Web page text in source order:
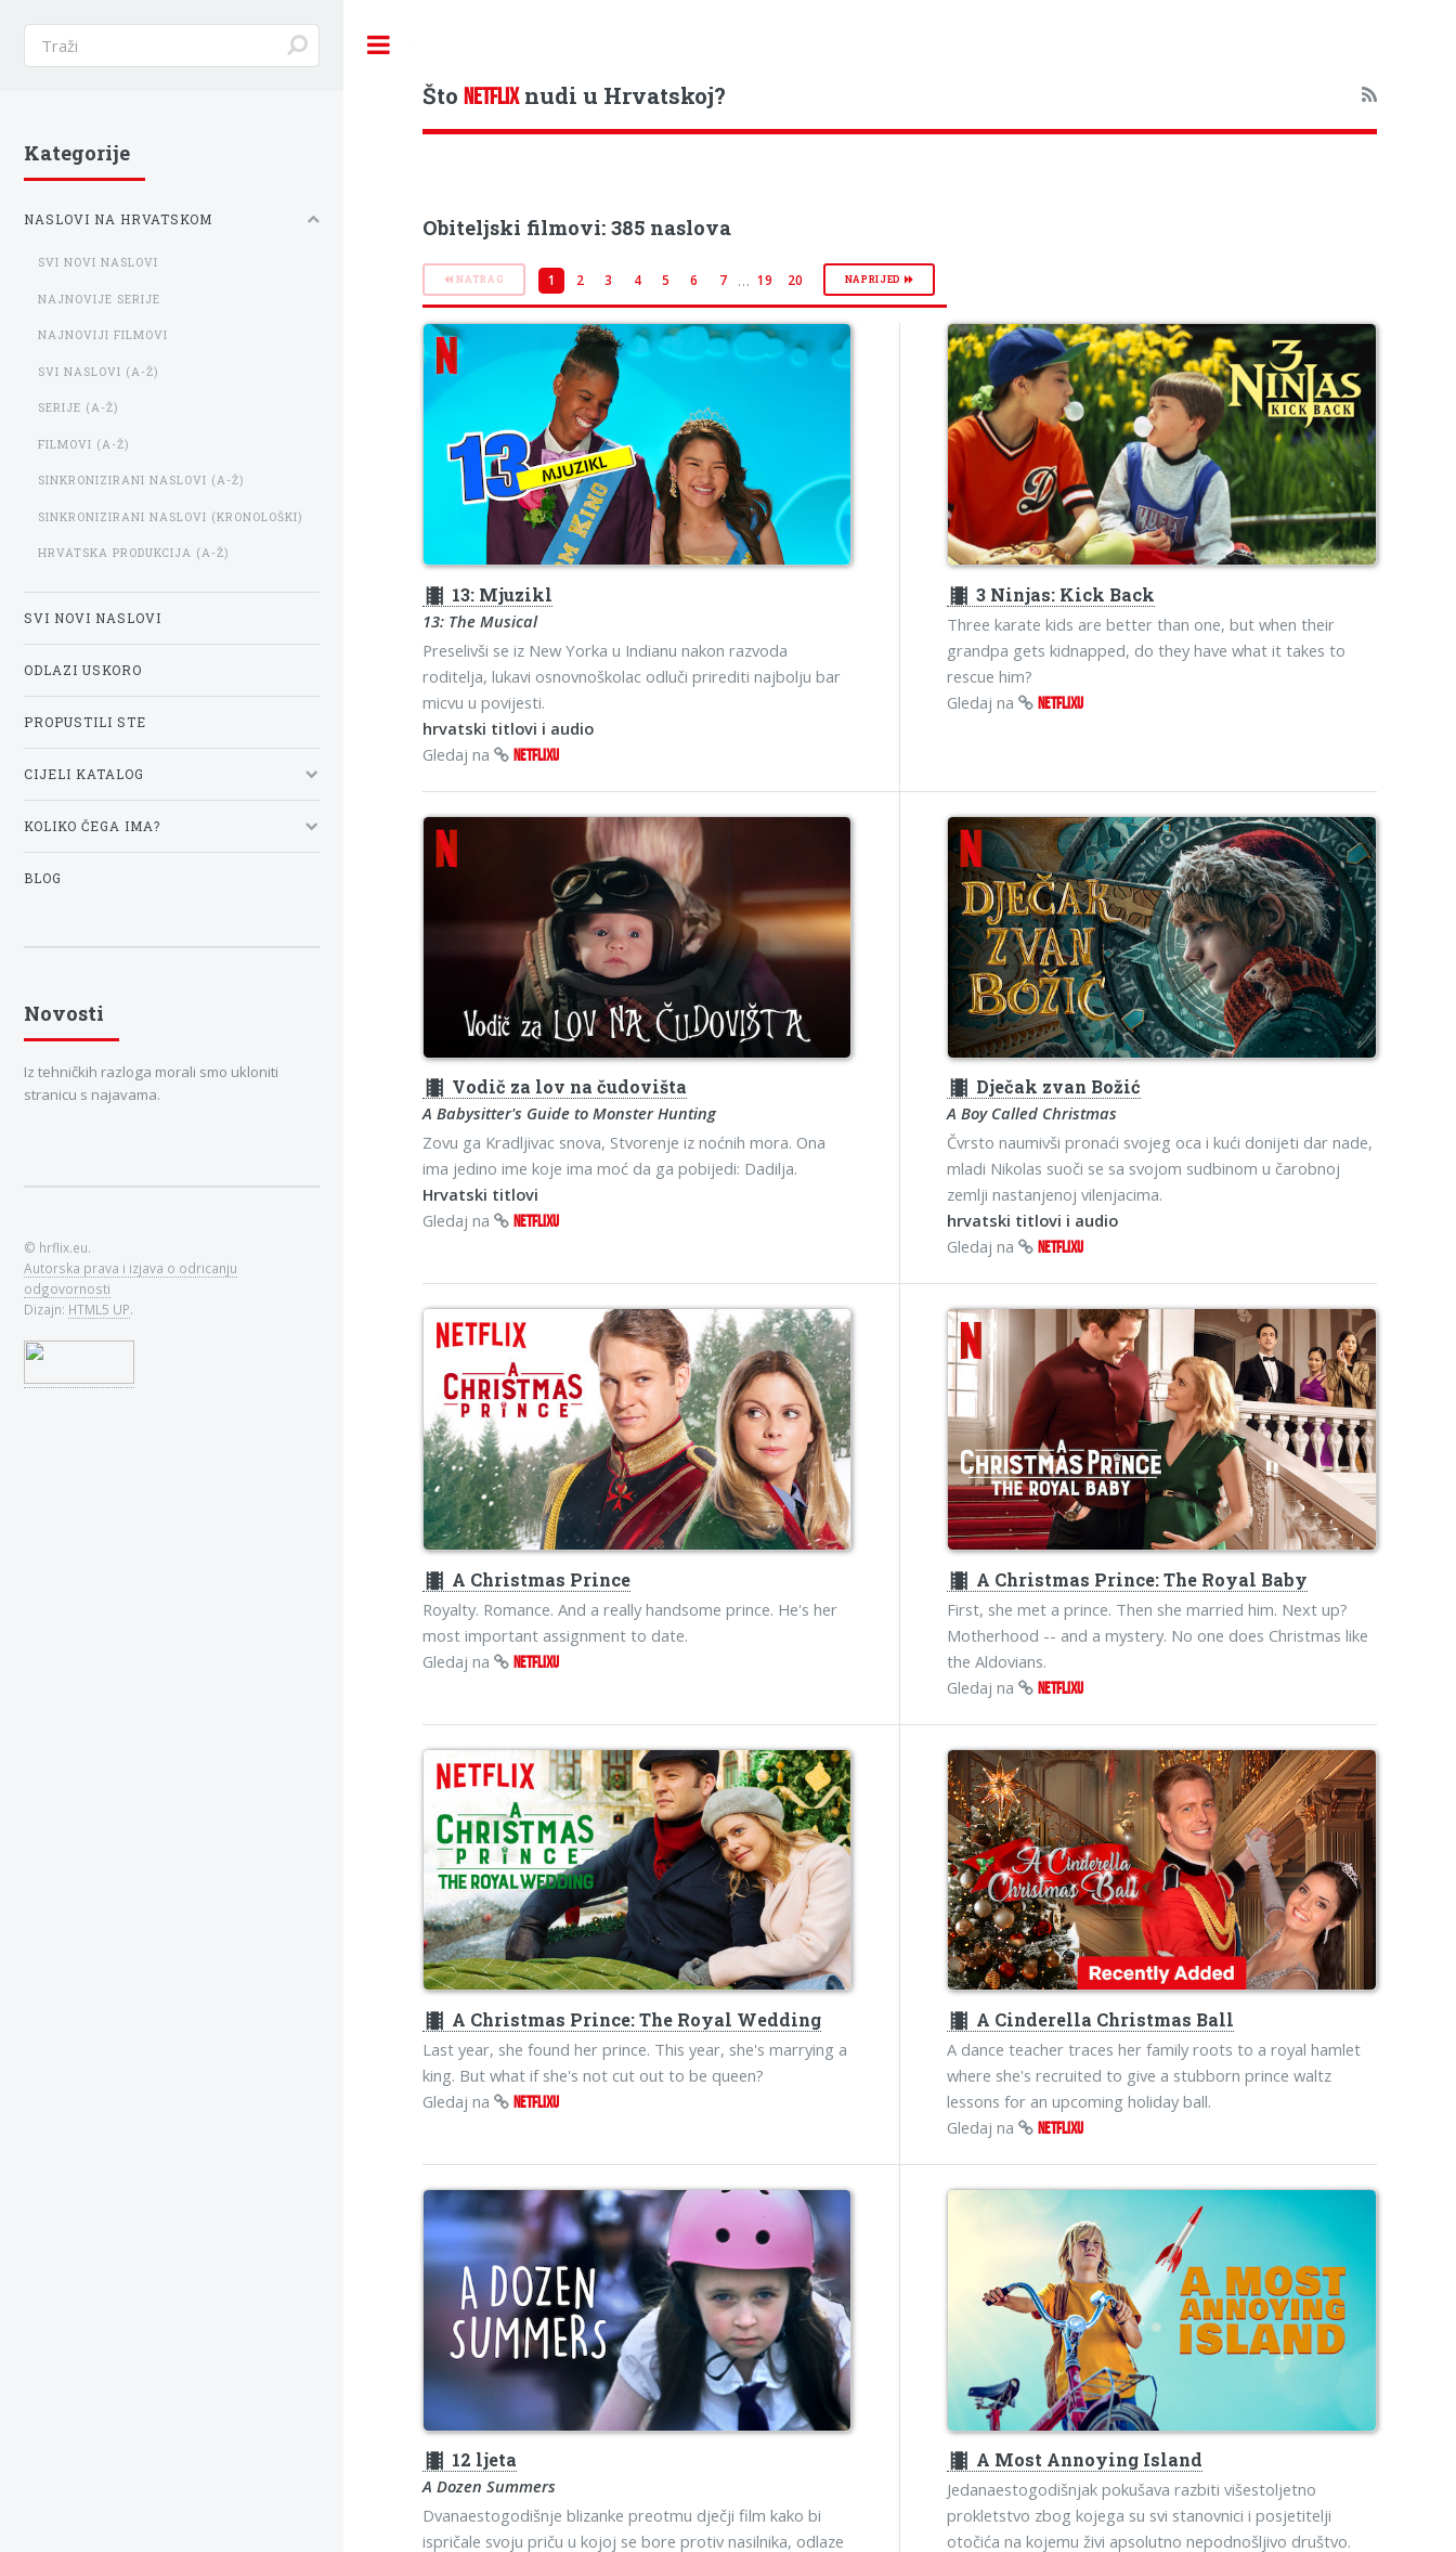
ŠtoNETFLIXnudi u Hrvatskoj?
Obiteljski filmovi: 385 naslova
NATRAG 1 2 3 4 5 6 7 … 19 20 NAPRIJED
theaters 13: Mjuzikl
13: The Musical
Preselivši se iz New Yorka u Indianu nakon razvoda
roditelja, lukavi osnovnoškolac odluči prirediti najbolju bar
micvu u povijesti.
hrvatski titlovi i audio
Gledaj na
NETFLIXU
theaters 3 Ninjas: Kick Back
Three karate kids are better than one, but when their
grandpa gets kidnapped, do they have what it takes to
rescue him?
Gledaj na
NETFLIXU
theaters Vodič za lov na čudovišta
A Babysitter's Guide to Monster Hunting
Zovu ga Kradljivac snova, Stvorenje iz noćnih mora. Ona
ima jedino ime koje ima moć da ga pobijedi: Dadilja.
Hrvatski titlovi
Gledaj na
NETFLIXU
theaters Dječak zvan Božić
A Boy Called Christmas
Čvrsto naumivši pronaći svojeg oca i kući donijeti dar nade,
mladi Nikolas suoči se sa svojom sudbinom u čarobnoj
zemlji nastanjenoj vilenjacima.
hrvatski titlovi i audio
Gledaj na
NETFLIXU
theaters A Christmas Prince
Royalty. Romance. And a really handsome prince. He's her
most important assignment to date.
Gledaj na
NETFLIXU
theaters A Christmas Prince: The Royal Baby
First, she met a prince. Then she married him. Next up?
Motherhood -- and a mystery. No one does Christmas like
the Aldovians.
Gledaj na
NETFLIXU
theaters A Christmas Prince: The Royal Wedding
Last year, she found her prince. This year, she's marrying a
king. But what if she's not cut out to be queen?
Gledaj na
NETFLIXU
theaters A Cinderella Christmas Ball
A dance teacher traces her family roots to a royal hamlet
where she's recruited to give a stubborn prince waltz
lessons for an upcoming holiday ball.
Gledaj na
NETFLIXU
theaters 12 ljeta
A Dozen Summers
Dvanaestogodišnje blizanke preotmu dječji film kako bi
ispričale svoju priču u kojoj se bore protiv nasilnika, odlaze
theaters A Most Annoying Island
Jedanaestogodišnjak pokušava razbiti višestoljetno
prokletstvo zbog kojega su svi stanovnici i posjetitelji
otočića na kojemu živi apsolutno nepodnošljivo društvo.
Kategorije
NASLOVI NA HRVATSKOM
SVI NOVI NASLOVI
NAJNOVIJE SERIJE
NAJNOVIJI FILMOVI
SVI NASLOVI (A-Ž)
SERIJE (A-Ž)
FILMOVI (A-Ž)
SINKRONIZIRANI NASLOVI (A-Ž)
SINKRONIZIRANI NASLOVI (KRONOLOŠKI)
HRVATSKA PRODUKCIJA (A-Ž)
SVI NOVI NASLOVI
ODLAZI USKORO
PROPUSTILI STE
CIJELI KATALOG
KOLIKO ČEGA IMA?
BLOG
Novosti
Iz tehničkih razloga morali smo ukloniti
stranicu s najavama.
© hrflix.eu.
Autorska prava i izjava o odricanju
odgovornosti
Dizajn: HTML5 UP.
Toggle